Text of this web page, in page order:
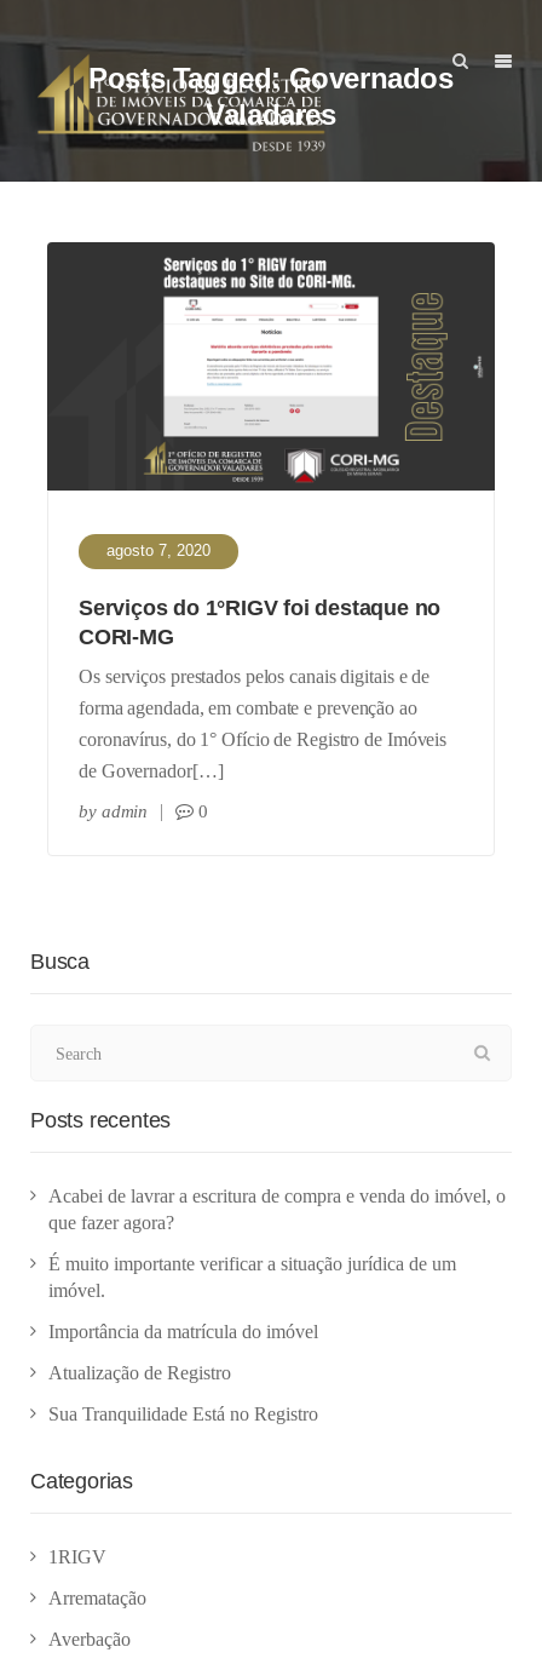
Posts Tagged: Governados
Valadares
agosto 7, 2020
Serviços do 1°RIGV foi destaque no
CORI-MG
Os serviços prestados pelos canais digitais e de
forma agendada, em combate e prevenção ao
coronavírus, do 1° Ofício de Registro de Imóveis
de Governador[…]
by admin 0
Busca
Posts recentes
Acabei de lavrar a escritura de compra e venda do imóvel, o
que fazer agora?
É muito importante verificar a situação jurídica de um
imóvel.
Importância da matrícula do imóvel
Atualização de Registro
Sua Tranquilidade Está no Registro
Categorias
1RIGV
Arrematação
Averbação